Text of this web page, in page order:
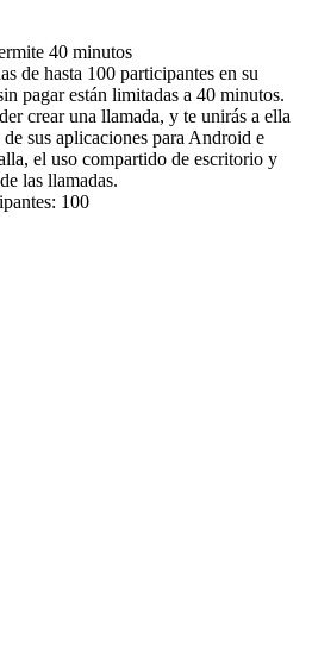
40 minutos
de hasta 100 participantes en su
pagar están limitadas a 40 minutos.
crear una llamada, y te unirás a ella
sus aplicaciones para Android e
el uso compartido de escritorio y
las llamadas.
100